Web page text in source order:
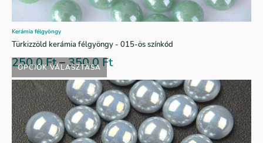
OPCIÓK VÁLASZTÁSA
Kerámia félgyöngy
Türkizzöld kerámia félgyöngy - 015-ös színkód
250,0Ft–350,0Ft